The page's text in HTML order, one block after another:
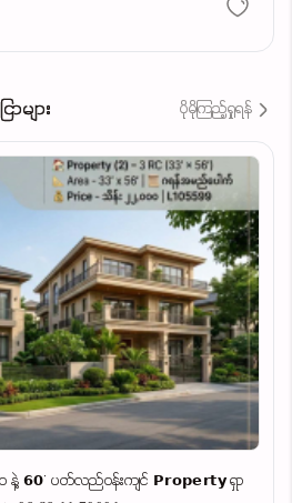
များ ပိုမိုကြည့်ရှုရန်
၀ နဲ့ 𝟲𝟬' ပတ်လည်ဝန်းကျင် 𝗣𝗿𝗼𝗽𝗲𝗿𝘁𝘆 ရှာ